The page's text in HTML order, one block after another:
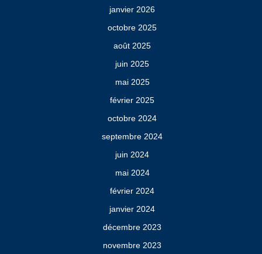
janvier 2026
octobre 2025
août 2025
juin 2025
mai 2025
février 2025
octobre 2024
septembre 2024
juin 2024
mai 2024
février 2024
janvier 2024
décembre 2023
novembre 2023